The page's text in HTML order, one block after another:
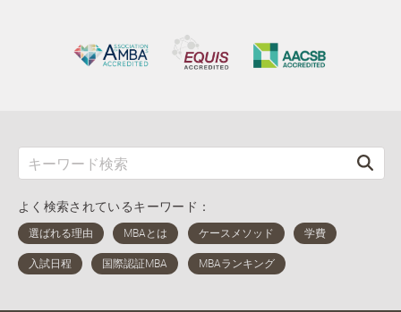
よく検索されているキーワード：